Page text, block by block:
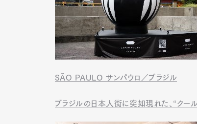
SÃO PAULO サンパウロ／ブラジル
ブラジルの日本人街に突如現れた、“クー